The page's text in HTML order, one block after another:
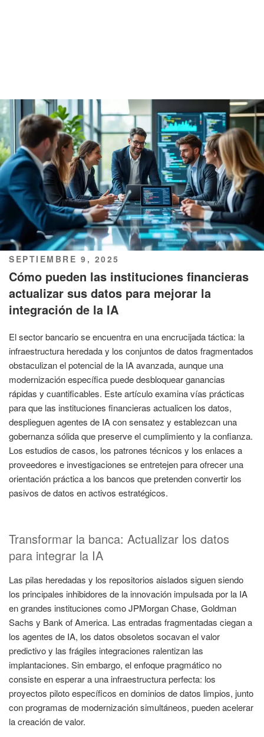
PUBLICADO
EL
SEPTIEMBRE 9, 2025
Cómo pueden las instituciones financieras
actualizar sus datos para mejorar la
integración de la IA
El sector bancario se encuentra en una encrucijada táctica: la
infraestructura heredada y los conjuntos de datos fragmentados
obstaculizan el potencial de la IA avanzada, aunque una
modernización específica puede desbloquear ganancias
rápidas y cuantificables. Este artículo examina vías prácticas
para que las instituciones financieras actualicen los datos,
desplieguen agentes de IA con sensatez y establezcan una
gobernanza sólida que preserve el cumplimiento y la confianza.
Los estudios de casos, los patrones técnicos y los enlaces a
proveedores e investigaciones se entretejen para ofrecer una
orientación práctica a los bancos que pretenden convertir los
pasivos de datos en activos estratégicos.
Transformar la banca: Actualizar los datos
para integrar la IA
Las pilas heredadas y los repositorios aislados siguen siendo
los principales inhibidores de la innovación impulsada por la IA
en grandes instituciones como JPMorgan Chase, Goldman
Sachs y Bank of America. Las entradas fragmentadas ciegan a
los agentes de IA, los datos obsoletos socavan el valor
predictivo y las frágiles integraciones ralentizan las
implantaciones. Sin embargo, el enfoque pragmático no
consiste en esperar a una infraestructura perfecta: los
proyectos piloto específicos en dominios de datos limpios, junto
con programas de modernización simultáneos, pueden acelerar
la creación de valor.